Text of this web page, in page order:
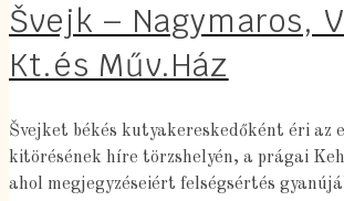
Švejk – Nagymaros,
Kt.és Műv.Ház
Švejket békés kutyakereskedőként éri az
kitörésének híre törzshelyén, a prágai
ahol megjegyzéseiért felségsértés